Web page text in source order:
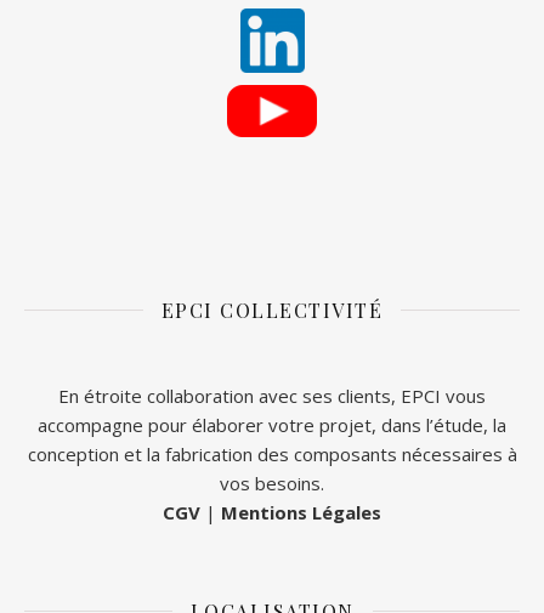
EPCI COLLECTIVITÉ
En étroite collaboration avec ses clients, EPCI vous
accompagne pour élaborer votre projet, dans l’étude, la
conception et la fabrication des composants nécessaires à
vos besoins.
CGV | Mentions Légales